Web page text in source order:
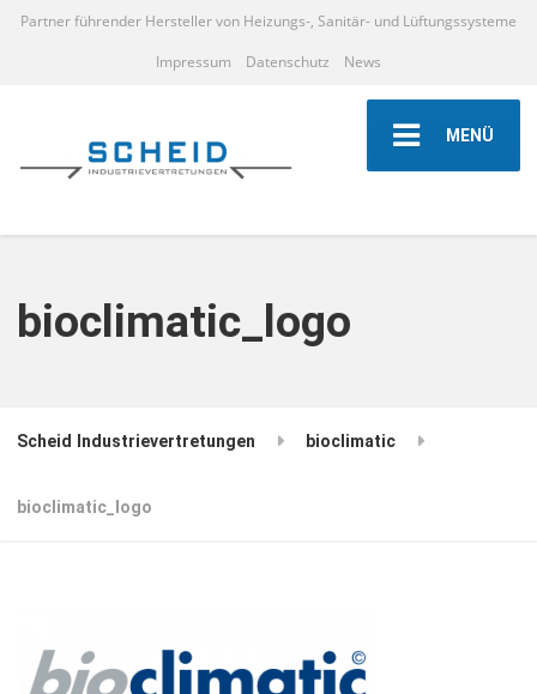
Partner führender Hersteller von Heizungs-, Sanitär- und Lüftungssysteme
Impressum
Datenschutz News
MENÜ
bioclimatic_logo
Scheid Industrievertretungen bioclimatic
bioclimatic_logo